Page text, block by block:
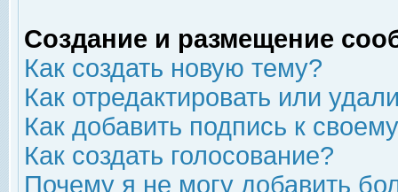
Создание и размещение
Как создать новую тему?
Как отредактировать или
Как добавить подпись к
Как создать голосование?
Почему я не могу добавить